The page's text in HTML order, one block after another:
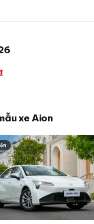
xe Aion
2026